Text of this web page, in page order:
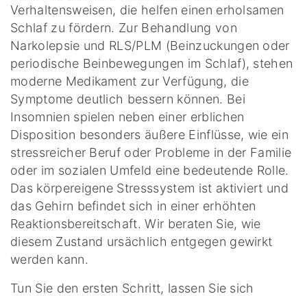
Verhaltensweisen, die helfen einen erholsamen
Schlaf zu fördern. Zur Behandlung von
Narkolepsie und RLS/PLM (Beinzuckungen oder
periodische Beinbewegungen im Schlaf), stehen
moderne Medikament zur Verfügung, die
Symptome deutlich bessern können. Bei
Insomnien spielen neben einer erblichen
Disposition besonders äußere Einflüsse, wie ein
stressreicher Beruf oder Probleme in der Familie
oder im sozialen Umfeld eine bedeutende Rolle.
Das körpereigene Stresssystem ist aktiviert und
das Gehirn befindet sich in einer erhöhten
Reaktionsbereitschaft. Wir beraten Sie, wie
diesem Zustand ursächlich entgegen gewirkt
werden kann.
Tun Sie den ersten Schritt, lassen Sie sich